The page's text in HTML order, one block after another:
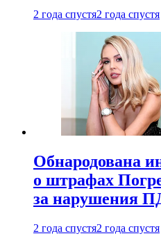
2 года спустя2 года спустя
Обнародована
о штрафах
за нарушения
2 года спустя2 года спустя